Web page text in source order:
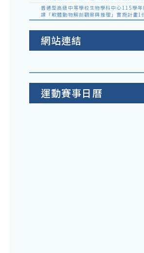
普通型高級中等學校生物學科中心115學
課「軟體動物解剖觀察與推理」實施計畫1
網站連結
運動賽事日曆